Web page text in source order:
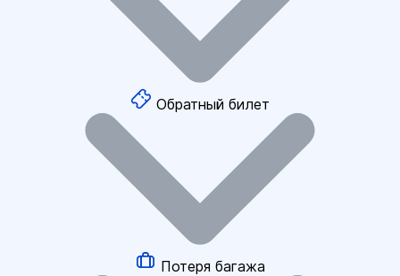
Обратный билет
Потеря багажа